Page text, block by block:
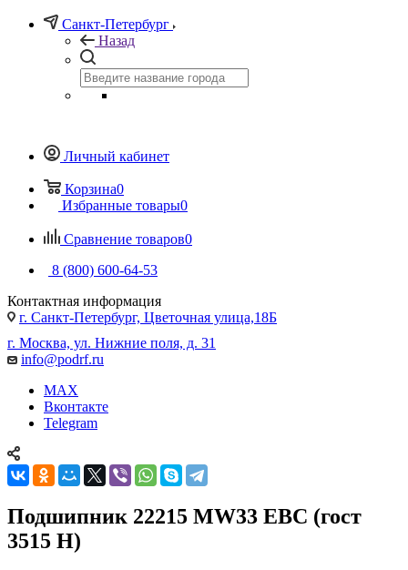
Санкт-Петербург
Назад
Личный кабинет
Корзина0
Избранные товары0
Сравнение товаров0
8 (800) 600-64-53
Контактная информация
г. Санкт-Петербург, Цветочная улица,18Б
г. Москва, ул. Нижние поля, д. 31
info@podrf.ru
MAX
Вконтакте
Telegram
Подшипник 22215 MW33 EBC (гост
3515 Н)